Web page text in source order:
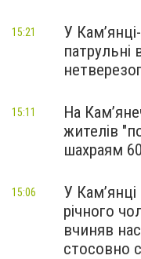
У
патрульні
15:21
На
жителів
шахраям
15:11
У
річного
вчиняв
стосовно
15:06